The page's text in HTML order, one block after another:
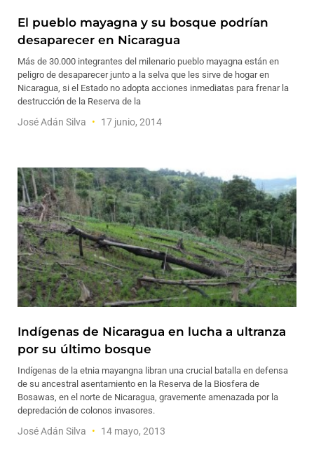
El pueblo mayagna y su bosque podrían
desaparecer en Nicaragua
Más de 30.000 integrantes del milenario pueblo mayagna están en
peligro de desaparecer junto a la selva que les sirve de hogar en
Nicaragua, si el Estado no adopta acciones inmediatas para frenar la
destrucción de la Reserva de la
José Adán Silva 17 junio, 2014
Indígenas de Nicaragua en lucha a ultranza
por su último bosque
Indígenas de la etnia mayangna libran una crucial batalla en defensa
de su ancestral asentamiento en la Reserva de la Biosfera de
Bosawas, en el norte de Nicaragua, gravemente amenazada por la
depredación de colonos invasores.
José Adán Silva 14 mayo, 2013